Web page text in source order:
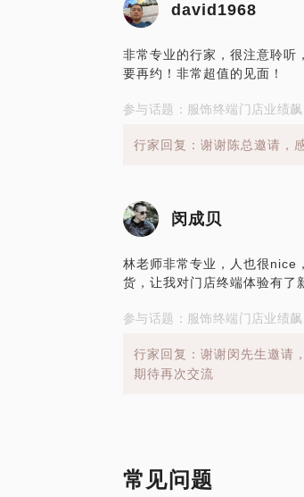
david1968
非常专业的行家，很注意聆听
要再约！非常超值的见面！
参与话题：服饰终端门店业绩
行家回复：谢谢陈总邀请，
闵成贝
林老师非常专业，人也很nice
货，让我对门店终端体验有了
参与话题：服饰终端门店业绩
行家回复：谢谢闵先生邀请
期待再次交流
常见问题